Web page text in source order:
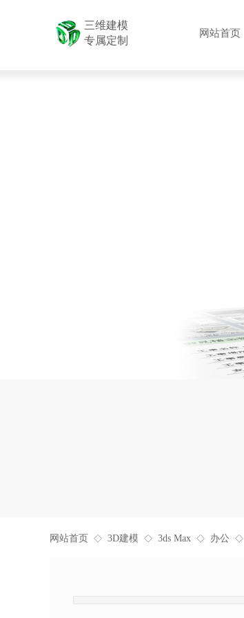
网站首页
三维建模
专属定制
网站首页 ◇ 3D建模 ◇ 3ds Max ◇ 办公 ◇